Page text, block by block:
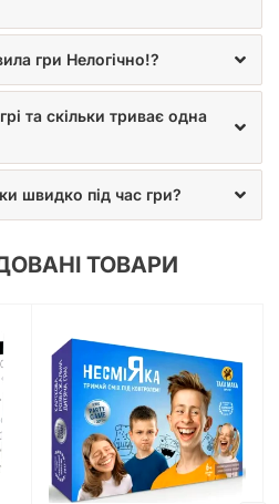
гри Нелогічно!?
та скільки триває одна
швидко під час гри?
ТОВАРИ